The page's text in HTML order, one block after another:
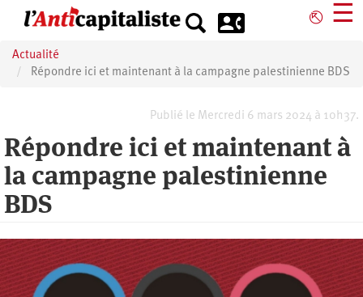
principal
⎋ ☰
Actualité
Répondre ici et maintenant à la campagne palestinienne BDS
Publié le Mercredi 6 mars 2024 à 10h37.
Répondre ici et maintenant à
la campagne palestinienne
BDS